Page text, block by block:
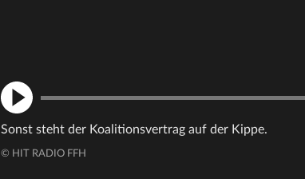
Sonst steht der Koalitionsvertrag auf der Kippe.
© HIT RADIO FFH